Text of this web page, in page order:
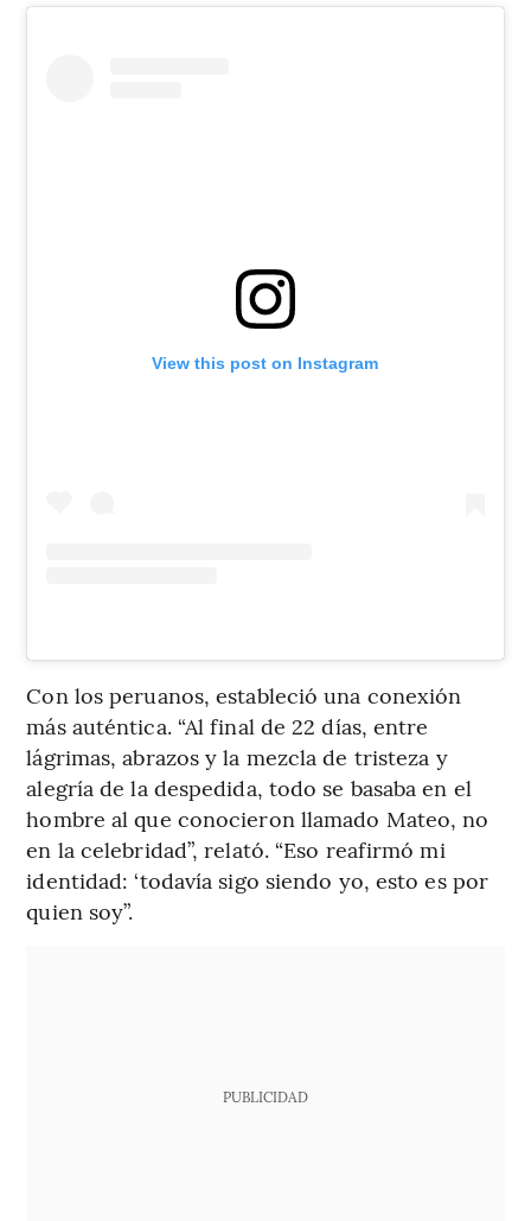
View this post on Instagram
Con los peruanos, estableció una conexión
más auténtica. “Al final de 22 días, entre
lágrimas, abrazos y la mezcla de tristeza y
alegría de la despedida, todo se basaba en el
hombre al que conocieron llamado Mateo, no
en la celebridad”, relató. “Eso reafirmó mi
identidad: ‘todavía sigo siendo yo, esto es por
quien soy”.
PUBLICIDAD